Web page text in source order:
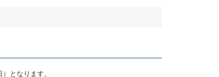
となります。